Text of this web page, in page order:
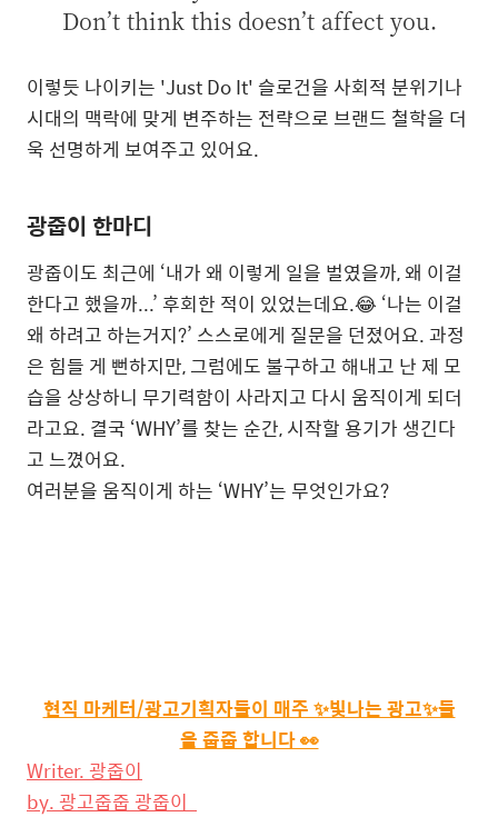
Don’t think this doesn’t affect you.
이렇듯 나이키는 'Just Do It' 슬로건을 사회적 분위기나
시대의 맥락에 맞게 변주하는 전략으로 브랜드 철학을 더
욱 선명하게 보여주고 있어요.
광줍이 한마디
광줍이도 최근에 ‘내가 왜 이렇게 일을 벌였을까, 왜 이걸
한다고 했을까...’ 후회한 적이 있었는데요.😂 ‘나는 이걸
왜 하려고 하는거지?’ 스스로에게 질문을 던졌어요. 과정
은 힘들 게 뻔하지만, 그럼에도 불구하고 해내고 난 제 모
습을 상상하니 무기력함이 사라지고 다시 움직이게 되더
라고요. 결국 ‘WHY’를 찾는 순간, 시작할 용기가 생긴다
고 느꼈어요.
여러분을 움직이게 하는 ‘WHY’는 무엇인가요?
현직 마케터/광고기획자들이 매주 ✨빛나는 광고✨들
을 줍줍 합니다 👀
Writer. 광줍이
by. 광고줍줍 광줍이